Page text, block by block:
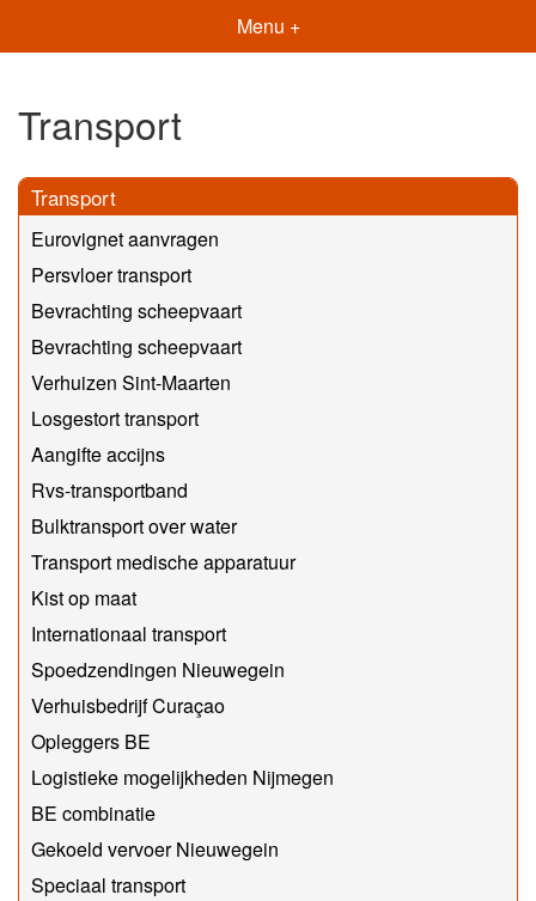
Menu +
Transport
Transport
Eurovignet aanvragen
Persvloer transport
Bevrachting scheepvaart
Bevrachting scheepvaart
Verhuizen Sint-Maarten
Losgestort transport
Aangifte accijns
Rvs-transportband
Bulktransport over water
Transport medische apparatuur
Kist op maat
Internationaal transport
Spoedzendingen Nieuwegein
Verhuisbedrijf Curaçao
Opleggers BE
Logistieke mogelijkheden Nijmegen
BE combinatie
Gekoeld vervoer Nieuwegein
Speciaal transport